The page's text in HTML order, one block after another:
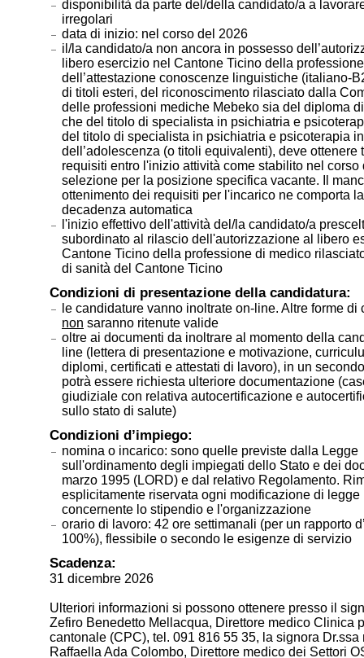
disponibilità da parte del/della candidato/a a
irregolari
data di inizio: nel corso del 2026
il/la candidato/a non ancora in possesso
libero esercizio nel Cantone Ticino della
dell’attestazione conoscenze linguistiche (italiano-
di titoli esteri, del riconoscimento rilasciato dalla
delle professioni mediche Mebeko sia del diploma
che del titolo di specialista in psichiatria e
del titolo di specialista in psichiatria e psicoterapia
dell’adolescenza (o titoli equivalenti), deve ottenere
requisiti entro l'inizio attività come stabilito nel corso
selezione per la posizione specifica vacante. Il
ottenimento dei requisiti per l'incarico ne comporta la
decadenza automatica
l'inizio effettivo dell'attività del/la candidato/a
subordinato al rilascio dell'autorizzazione al libero
Cantone Ticino della professione di medico
di sanità del Cantone Ticino
Condizioni di presentazione della candidatura:
le candidature vanno inoltrate on-line. Altre forme di
non saranno ritenute valide
oltre ai documenti da inoltrare al momento della
line (lettera di presentazione e motivazione,
diplomi, certificati e attestati di lavoro), in un
potrà essere richiesta ulteriore documentazione
giudiziale con relativa autocertificazione e
sullo stato di salute)
Condizioni d’impiego:
nomina o incarico: sono quelle previste dalla Legge
sull'ordinamento degli impiegati dello Stato e dei
marzo 1995 (LORD) e dal relativo Regolamento.
esplicitamente riservata ogni modificazione di legge
concernente lo stipendio e l'organizzazione
orario di lavoro: 42 ore settimanali (per un rapporto
100%), flessibile o secondo le esigenze di servizio
Scadenza:
31 dicembre 2026
Ulteriori informazioni si possono ottenere presso il
Zefiro Benedetto Mellacqua, Direttore medico Clinica
cantonale (CPC), tel. 091 816 55 35, la signora Dr.ssa
Raffaella Ada Colombo, Direttore medico dei Settori